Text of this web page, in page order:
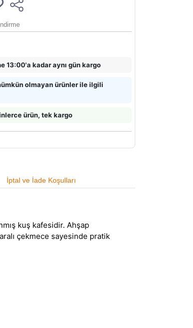
13:00'a kadar aynı gün kargo
olmayan ürünler ile ilgili
ürün, tek kargo
İptal ve İade Koşulları
kuş kafesidir. Ahşap
çekmece sayesinde pratik